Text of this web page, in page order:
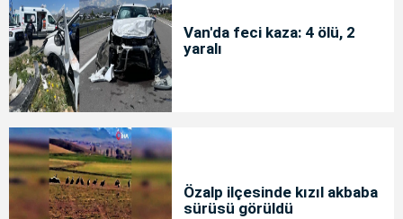
Van'da feci kaza: 4 ölü, 2
yaralı
Özalp ilçesinde kızıl akbaba
sürüsü görüldü